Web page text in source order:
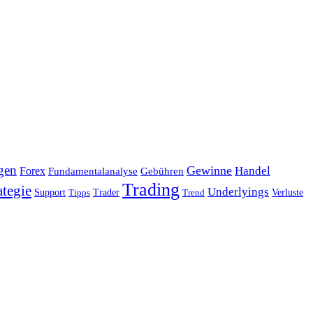
Forex Fundamentalanalyse Gebühren Gewinne Handel
Support Tipps Trader Trading Trend Underlyings Verluste